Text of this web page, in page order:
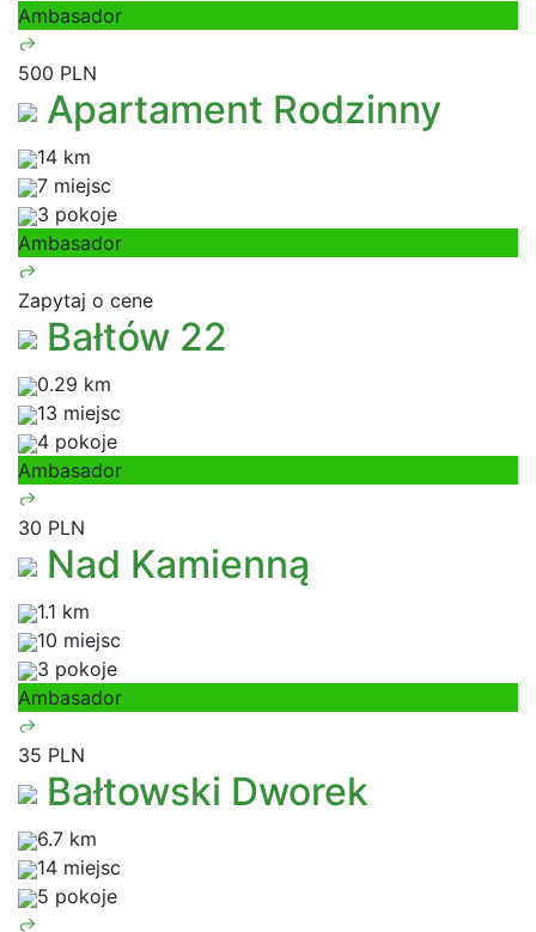
Ambasador
500 PLN
Apartament Rodzinny
14 km
7 miejsc
3 pokoje
Ambasador
Zapytaj o cene
Bałtów 22
0.29 km
13 miejsc
4 pokoje
Ambasador
30 PLN
Nad Kamienną
1.1 km
10 miejsc
3 pokoje
Ambasador
35 PLN
Bałtowski Dworek
6.7 km
14 miejsc
5 pokoje